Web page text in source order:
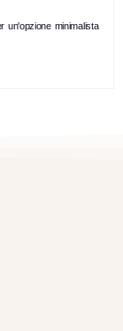
un'opzione minimalista